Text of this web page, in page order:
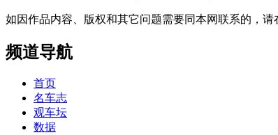
如因作品内容、版权和其它问题需要同本网联系的，请
频道导航
首页
名车志
观车坛
数据